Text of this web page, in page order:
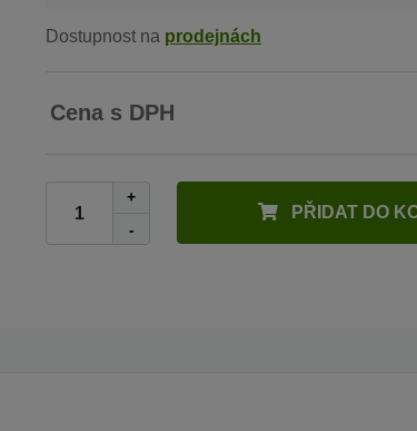
Dostupnost na prodejnách
Cena s DPH
+
-
PŘIDAT DO